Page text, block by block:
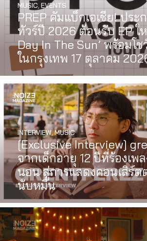
PREP คัมแบ็กเอเชีย! ประ
ทัวร์ปี 2026 ต้อนรับ EP ให
Day In The Sun’ พร้อมโ
ในกรุงเทพ 17 ตุลาคม
MUSIC EVENTS
[Exclusive Interview]
จากเด็กอายุ 12 ปีที่ร้องเพ
นอน สู่การแสดงคอนเสิร์
นับหมื่น
INTERVIEW,MUSIC